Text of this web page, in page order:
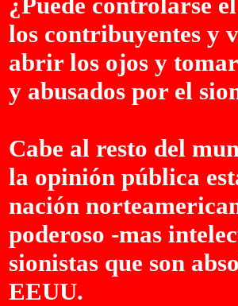
los contribuyentes y
abrir los ojos y
y abusados por el
Cabe al resto del
la opinión pública
nación
poderoso -mas
sionistas que son
EEUU.